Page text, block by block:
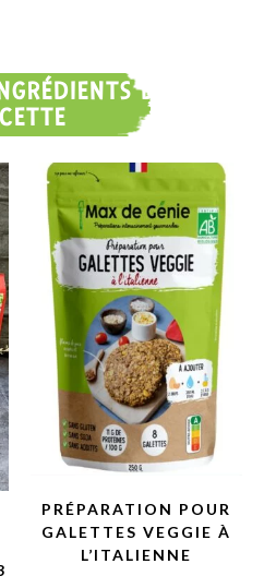
DE LA
PRÉPARATION POUR
GALETTES VEGGIE À
L’ITALIENNE